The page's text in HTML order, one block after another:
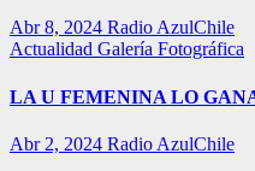
Abr 8, 2024 Radio AzulChile
Actualidad Galería Fotográfica
LA U FEMENINA LO
Abr 2, 2024 Radio AzulChile